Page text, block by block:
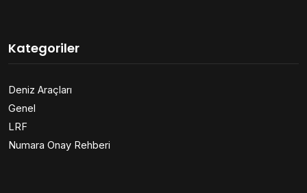
Kategoriler
Deniz Araçları
Genel
LRF
Numara Onay Rehberi